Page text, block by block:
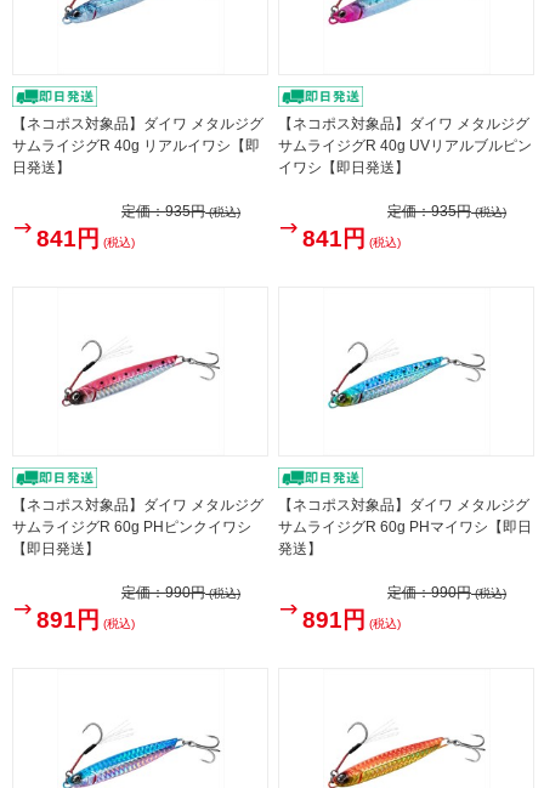
【ネコポス対象品】ダイワ メタルジグ
サムライジグR 40g リアルイワシ【即
日発送】
定価：935円(税込)
841円 (税込)
【ネコポス対象品】ダイワ メタルジグ
サムライジグR 40g UVリアルブルピン
イワシ【即日発送】
定価：935円(税込)
841円 (税込)
【ネコポス対象品】ダイワ メタルジグ
サムライジグR 60g PHピンクイワシ
【即日発送】
定価：990円(税込)
891円 (税込)
【ネコポス対象品】ダイワ メタルジグ
サムライジグR 60g PHマイワシ【即日
発送】
定価：990円(税込)
891円 (税込)